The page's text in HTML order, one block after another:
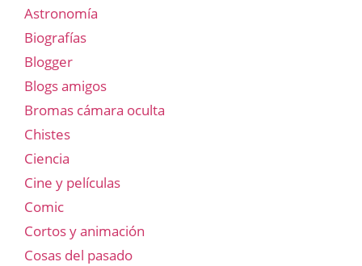
Astronomía
Biografías
Blogger
Blogs amigos
Bromas cámara oculta
Chistes
Ciencia
Cine y películas
Comic
Cortos y animación
Cosas del pasado